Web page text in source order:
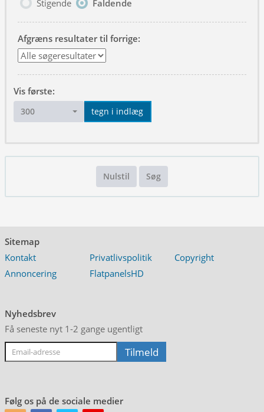
Stigende Faldende
Afgræns resultater til forrige:
Vis første:
300 tegn i indlæg
Nulstil Søg
Sitemap
Kontakt
Privatlivspolitik
Copyright
Annoncering
FlatpanelsHD
Nyhedsbrev
Få seneste nyt 1-2 gange ugentligt
Følg os på de sociale medier